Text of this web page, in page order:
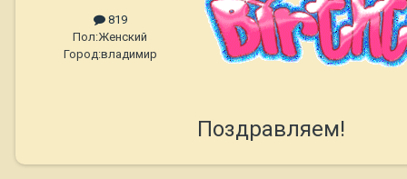
819
Пол:Женский
Город:владимир
Поздравляем!